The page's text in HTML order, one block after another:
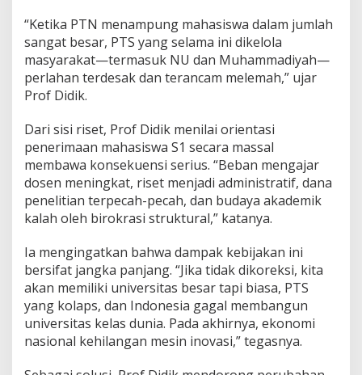
“Ketika PTN menampung mahasiswa dalam jumlah
sangat besar, PTS yang selama ini dikelola
masyarakat—termasuk NU dan Muhammadiyah—
perlahan terdesak dan terancam melemah,” ujar
Prof Didik.
Dari sisi riset, Prof Didik menilai orientasi
penerimaan mahasiswa S1 secara massal
membawa konsekuensi serius. “Beban mengajar
dosen meningkat, riset menjadi administratif, dana
penelitian terpecah-pecah, dan budaya akademik
kalah oleh birokrasi struktural,” katanya.
Ia mengingatkan bahwa dampak kebijakan ini
bersifat jangka panjang. “Jika tidak dikoreksi, kita
akan memiliki universitas besar tapi biasa, PTS
yang kolaps, dan Indonesia gagal membangun
universitas kelas dunia. Pada akhirnya, ekonomi
nasional kehilangan mesin inovasi,” tegasnya.